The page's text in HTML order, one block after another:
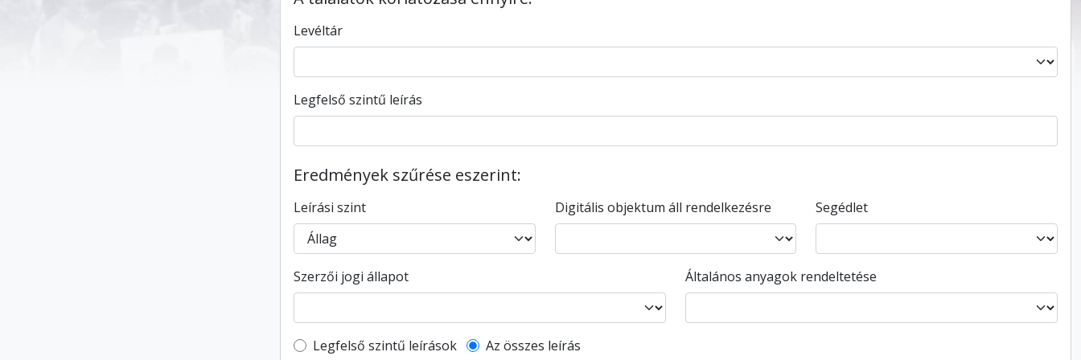
Levéltár
Legfelső szintű leírás
Eredmények szűrése eszerint:
Leírási szint Digitális objektum áll rendelkezésre Segédlet
Szerzői jogi állapot Általános anyagok rendeltetése
Top-level description filter
Legfelső szintű leírások Az összes leírás